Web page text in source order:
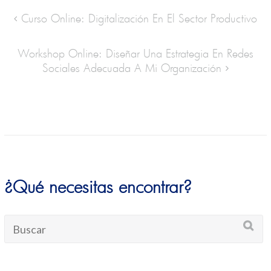
Curso Online: Digitalización En El Sector Productivo
Workshop Online: Diseñar Una Estrategia En Redes
Sociales Adecuada A Mi Organización
¿Qué necesitas encontrar?